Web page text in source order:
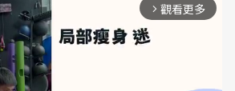
arrow_forward_ios 觀看更多